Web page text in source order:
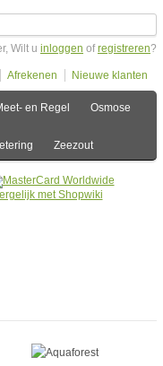
Wilt u inloggen ofregistreren?
Afrekenen Nieuwe klanten
en Regel Osmose
Zeezout